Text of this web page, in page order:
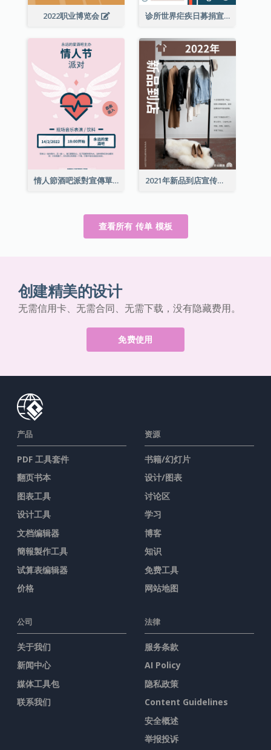
2022职业博览会 诊所世界疟疾日募捐宣传单张
情人節酒吧派對宣傳單張 2021年新品到店宣传单张
查看所有 传单 模板
创建精美的设计
无需信用卡、无需合同、无需下载，没有隐藏费用。
免费使用
产品
PDF 工具套件
翻页书本
图表工具
设计工具
文档编辑器
簡報製作工具
试算表编辑器
价格
资源
书籍/幻灯片
设计/图表
讨论区
学习
博客
知识
免费工具
网站地图
公司
关于我们
新闻中心
媒体工具包
联系我们
法律
服务条款
AI Policy
隐私政策
Content Guidelines
安全概述
举报投诉